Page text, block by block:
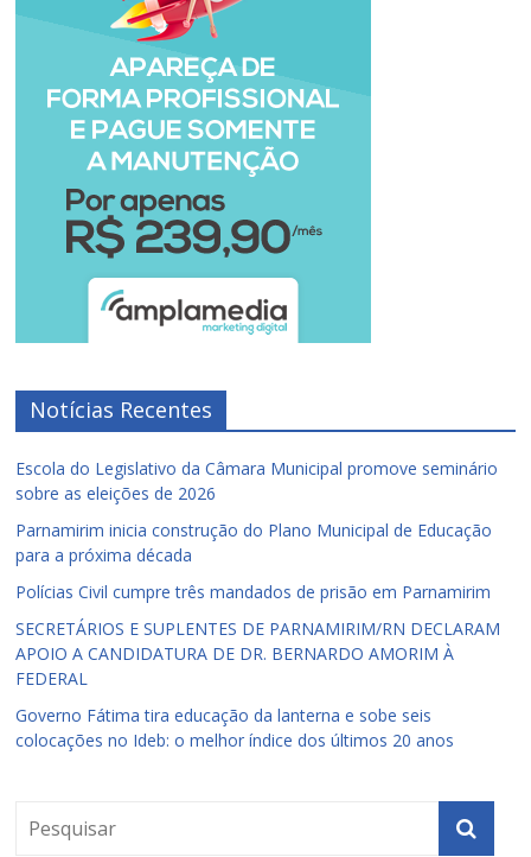
Notícias Recentes
Escola do Legislativo da Câmara Municipal promove seminário
sobre as eleições de 2026
Parnamirim inicia construção do Plano Municipal de Educação
para a próxima década
Polícias Civil cumpre três mandados de prisão em Parnamirim
SECRETÁRIOS E SUPLENTES DE PARNAMIRIM/RN DECLARAM
APOIO A CANDIDATURA DE DR. BERNARDO AMORIM À
FEDERAL
Governo Fátima tira educação da lanterna e sobe seis
colocações no Ideb: o melhor índice dos últimos 20 anos